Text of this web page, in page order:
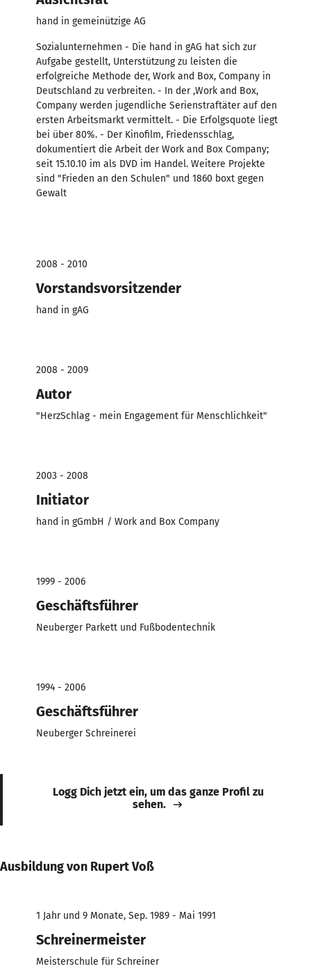
hand in gemeinützige AG
Sozialunternehmen - Die hand in gAG hat sich zur
Aufgabe gestellt, Unterstützung zu leisten die
erfolgreiche Methode der, Work and Box, Company in
Deutschland zu verbreiten. - In der ,Work and Box,
Company werden jugendliche Serienstraftäter auf den
ersten Arbeitsmarkt vermittelt. - Die Erfolgsquote liegt
bei über 80%. - Der Kinofilm, Friedensschlag,
dokumentiert die Arbeit der Work and Box Company;
seit 15.10.10 im als DVD im Handel. Weitere Projekte
sind "Frieden an den Schulen" und 1860 boxt gegen
Gewalt
2008 - 2010
Vorstandsvorsitzender
hand in gAG
2008 - 2009
Autor
"HerzSchlag - mein Engagement für Menschlichkeit"
2003 - 2008
Initiator
hand in gGmbH / Work and Box Company
1999 - 2006
Geschäftsführer
Neuberger Parkett und Fußbodentechnik
1994 - 2006
Geschäftsführer
Neuberger Schreinerei
Logg Dich jetzt ein, um das ganze Profil zu
sehen.
Ausbildung von Rupert Voß
1 Jahr und 9 Monate, Sep. 1989 - Mai 1991
Schreinermeister
Meisterschule für Schreiner